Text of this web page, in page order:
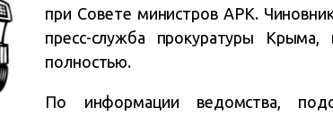
при Совете министров АРК.
пресс-служба прокуратуры
полностью.
По информации ведомства,